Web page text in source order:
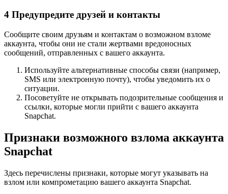
4 Предупредите друзей и контакты
Сообщите своим друзьям и контактам о возможном взломе
аккаунта, чтобы они не стали жертвами вредоносных
сообщений, отправленных с вашего аккаунта.
Используйте альтернативные способы связи (например,
SMS или электронную почту), чтобы уведомить их о
ситуации.
Посоветуйте не открывать подозрительные сообщения и
ссылки, которые могли прийти с вашего аккаунта
Snapchat.
Признаки возможного взлома аккаунта
Snapchat
Здесь перечислены признаки, которые могут указывать на
взлом или компрометацию вашего аккаунта Snapchat.